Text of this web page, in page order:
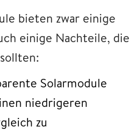
bieten zwar einige
einige Nachteile, die
Solarmodule
niedrigeren
zu